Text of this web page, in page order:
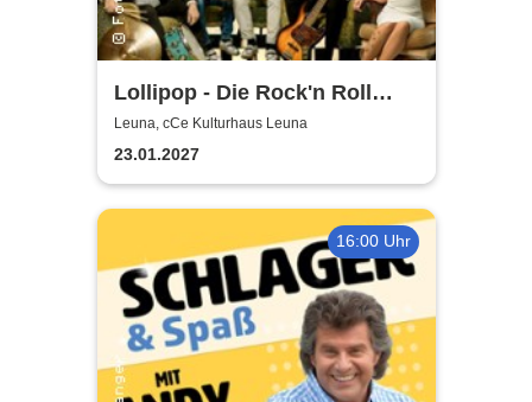
Lollipop - Die Rock'n Roll
Show - präsentiert von der
Wirtschaftswunder-Band
Leuna, cCe Kulturhaus Leuna
23.01.2027
16:00 Uhr